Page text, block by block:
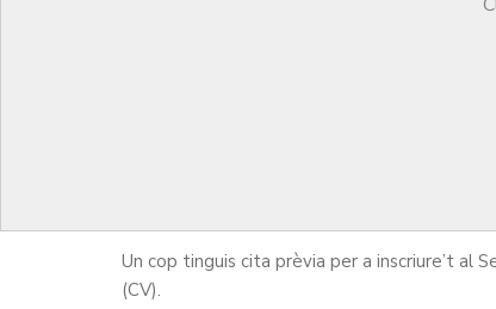
Consells per
Un cop tinguis cita prèvia per a inscriure’t al
(CV).